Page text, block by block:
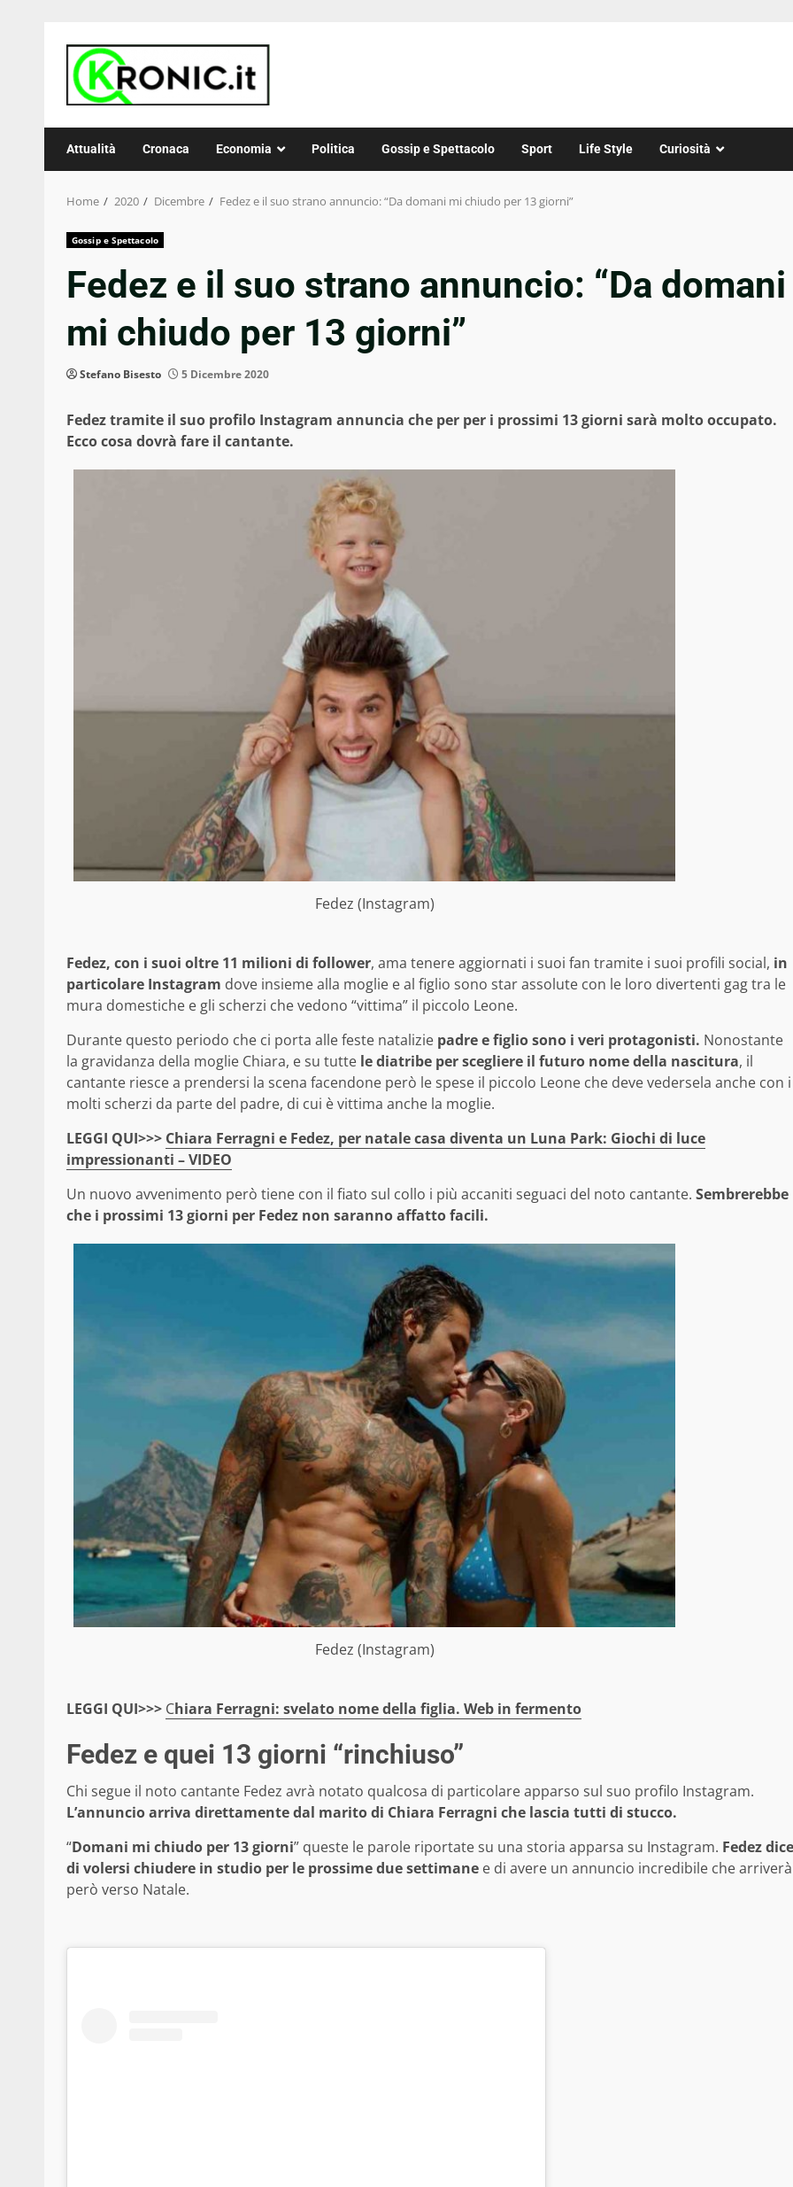
content
Attualità Cronaca Economia Politica Gossip e Spettacolo Sport Life Style Curiosità
Home 2020 Dicembre Fedez e il suo strano annuncio: “Da domani mi chiudo per 13 giorni”
Gossip e Spettacolo
Fedez e il suo strano annuncio: “Da domani
mi chiudo per 13 giorni”
Stefano Bisesto 5 Dicembre 2020
Fedez tramite il suo profilo Instagram annuncia che per per i prossimi 13 giorni sarà molto occupato.
Ecco cosa dovrà fare il cantante.
Fedez (Instagram)
Fedez, con i suoi oltre 11 milioni di follower, ama tenere aggiornati i suoi fan tramite i suoi profili social, in
particolare Instagram dove insieme alla moglie e al figlio sono star assolute con le loro divertenti gag tra le
mura domestiche e gli scherzi che vedono “vittima” il piccolo Leone.
Durante questo periodo che ci porta alle feste natalizie padre e figlio sono i veri protagonisti. Nonostante
la gravidanza della moglie Chiara, e su tutte le diatribe per scegliere il futuro nome della nascitura, il
cantante riesce a prendersi la scena facendone però le spese il piccolo Leone che deve vedersela anche con i
molti scherzi da parte del padre, di cui è vittima anche la moglie.
LEGGI QUI>>> Chiara Ferragni e Fedez, per natale casa diventa un Luna Park: Giochi di luce
impressionanti – VIDEO
Un nuovo avvenimento però tiene con il fiato sul collo i più accaniti seguaci del noto cantante. Sembrerebbe
che i prossimi 13 giorni per Fedez non saranno affatto facili.
Fedez (Instagram)
LEGGI QUI>>> Chiara Ferragni: svelato nome della figlia. Web in fermento
Fedez e quei 13 giorni “rinchiuso”
Chi segue il noto cantante Fedez avrà notato qualcosa di particolare apparso sul suo profilo Instagram.
L’annuncio arriva direttamente dal marito di Chiara Ferragni che lascia tutti di stucco.
“Domani mi chiudo per 13 giorni” queste le parole riportate su una storia apparsa su Instagram. Fedez dice
di volersi chiudere in studio per le prossime due settimane e di avere un annuncio incredibile che arriverà
però verso Natale.